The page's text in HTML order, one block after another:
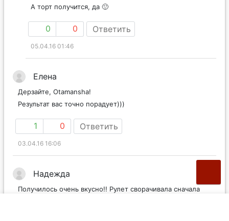
А торт получится, да 🙂
0 0 Ответить
05.04.16 01:46
Елена
Дерзайте, Otamansha!
Результат вас точно порадует)))
1 0 Ответить
03.04.16 16:06
Надежда
Получилось очень вкусно!! Рулет сворачивала сначала